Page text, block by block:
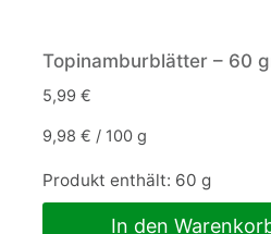
Topinamburblätter – 60
5,99 €
9,98 € / 100 g
Produkt enthält: 60 g
In den